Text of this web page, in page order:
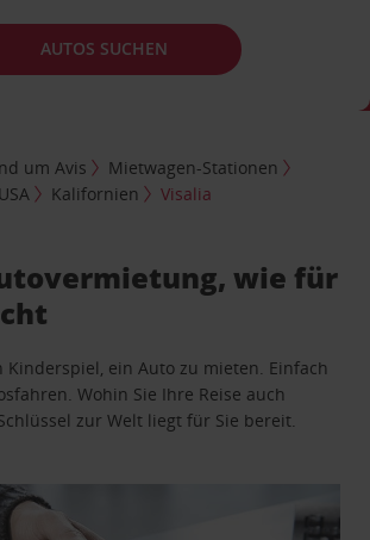
AUTOS SUCHEN
um Avis
Mietwagen-Stationen
USA Kalifornien Visalia
wie für
Kinderspiel, ein Auto zu mieten. Einfach
Wohin Sie Ihre Reise auch
zur Welt liegt für Sie bereit.